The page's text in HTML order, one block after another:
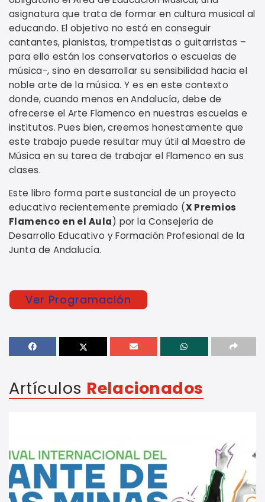
asignatura que trata de formar en cultura musical al
educando. El objetivo no está en conseguir
cantantes, pianistas, trompetistas o guitarristas –
para ello están los conservatorios o escuelas de
música-, sino en desarrollar su sensibilidad hacia el
noble arte de la música. Y es en este contexto
donde, cuando menos en Andalucía, debe de
ofrecerse el Arte Flamenco en nuestras escuelas e
institutos. Pues bien, creemos honestamente que
este trabajo puede resultar muy útil al Maestro de
Música en su tarea de trabajar el Flamenco en sus
clases.
Este libro forma parte sustancial de un proyecto
educativo recientemente premiado (X Premios
Flamenco en el Aula) por la Consejería de
Desarrollo Educativo y Formación Profesional de la
Junta de Andalucía.
Ver Programación
Artículos Relacionados